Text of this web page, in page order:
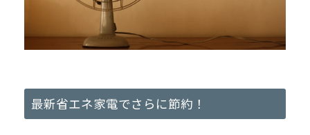
最新省エネ家電でさらに節約！